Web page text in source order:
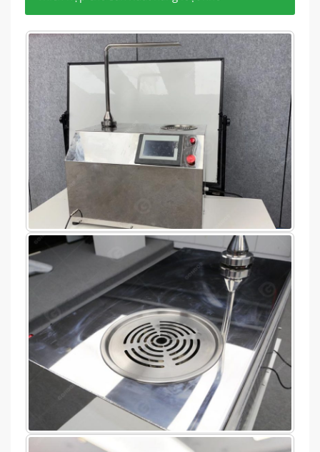
thành trong thời gian ngắn.
động điều chỉnh nhiệt độ để đảm bảo chất lượng
ổn định của từng mẻ sôcôla.
nhỏ hoặc xưởng gia đình, với hoạt động đơn giản
và kết quả đáng chú ý.